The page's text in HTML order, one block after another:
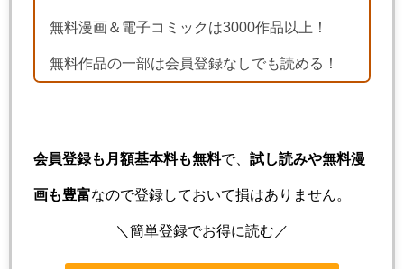
無料漫画＆電子コミックは3000作品以上！
無料作品の一部は会員登録なしでも読める！
会員登録も月額基本料も無料で、 試し読みや無料漫
画も豊富なので登録しておいて損はありません。
＼簡単登録でお得に読む／